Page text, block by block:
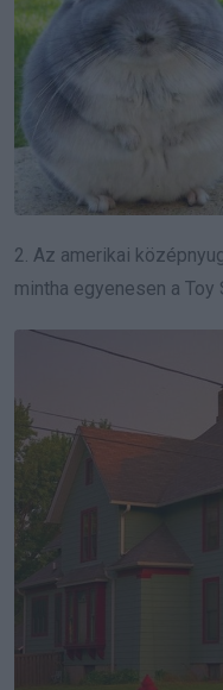
2. Az amerikai
mintha egyenesen a